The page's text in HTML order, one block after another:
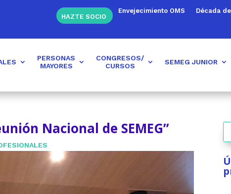
HAZTE SOCIO
Envejecimiento OMS Década
PERSONAS
MAYORES
CONGRESOS/
CURSOS
SEMEG JUNIOR
Nacional de SEMEG”